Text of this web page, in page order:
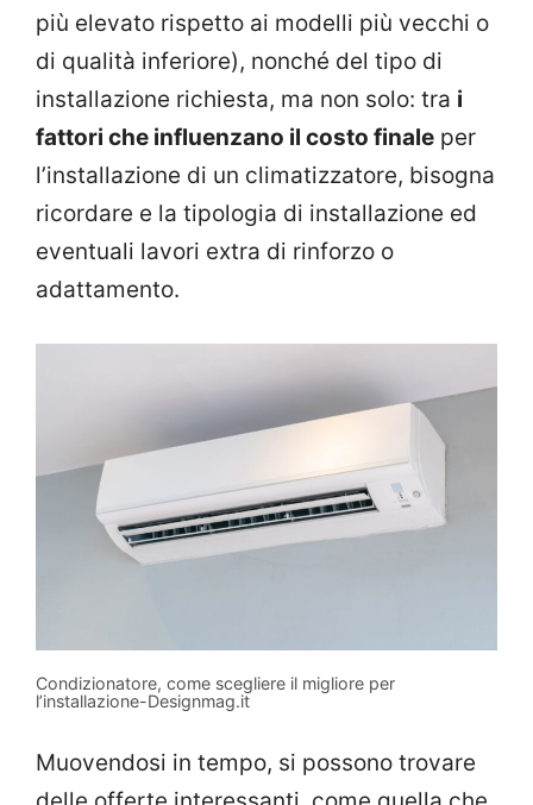
più elevato rispetto ai modelli più vecchi o
di qualità inferiore), nonché del tipo di
installazione richiesta, ma non solo: tra i
fattori che influenzano il costo finale per
l’installazione di un climatizzatore, bisogna
ricordare e la tipologia di installazione ed
eventuali lavori extra di rinforzo o
adattamento.
Condizionatore, come scegliere il migliore per
l’installazione-Designmag.it
Muovendosi in tempo, si possono trovare